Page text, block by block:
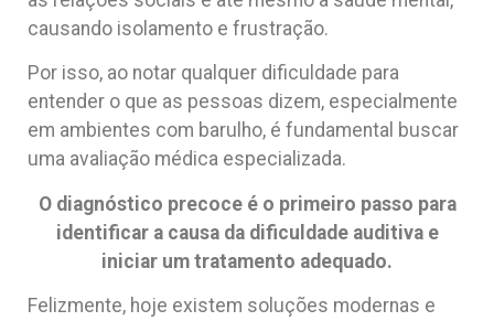
causando isolamento e frustração.
Por isso, ao notar qualquer dificuldade para
entender o que as pessoas dizem, especialmente
em ambientes com barulho, é fundamental buscar
uma avaliação médica especializada.
O diagnóstico precoce é o primeiro passo para
identificar a causa da dificuldade auditiva e
iniciar um tratamento adequado.
Felizmente, hoje existem soluções modernas e